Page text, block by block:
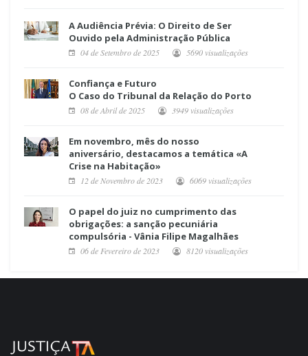
A Audiência Prévia: O Direito de Ser
Ouvido pela Administração Pública
04 de Setembro de 2025 5690 visualizações
Confiança e Futuro
O Caso do Tribunal da Relação do Porto
08 de Abril de 2025 3949 visualizações
Em novembro, mês do nosso
aniversário, destacamos a temática «A
Crise na Habitação»
12 de Novembro de 2023 6069 visualizações
O papel do juiz no cumprimento das
obrigações: a sanção pecuniária
compulsória - Vânia Filipe Magalhães
06 de Fevereiro de 2023 8120 visualizações